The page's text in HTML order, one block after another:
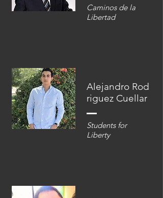
Caminos de la
Libertad
Alejandro Rod
riguez Cuellar
Students for
Liberty